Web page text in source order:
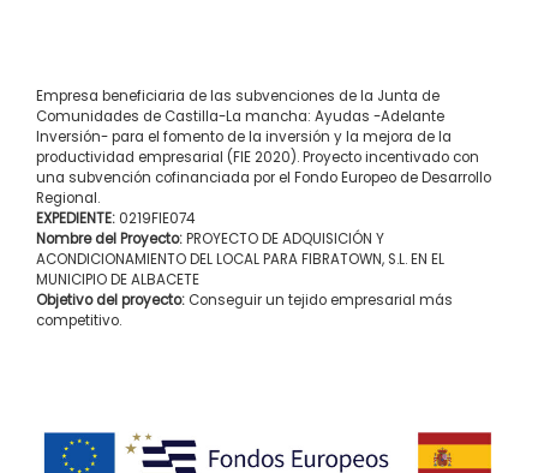
Empresa beneficiaria de las subvenciones de la Junta de
Comunidades de Castilla-La mancha: Ayudas -Adelante
Inversión- para el fomento de la inversión y la mejora de la
productividad empresarial (FIE 2020). Proyecto incentivado con
una subvención cofinanciada por el Fondo Europeo de Desarrollo
Regional.
EXPEDIENTE: 0219FIE074
Nombre del Proyecto:PROYECTO DE ADQUISICIÓN Y
ACONDICIONAMIENTO DEL LOCAL PARA FIBRATOWN, S.L. EN EL
MUNICIPIO DE ALBACETE
Objetivo del proyecto:Conseguir un tejido empresarial más
competitivo.